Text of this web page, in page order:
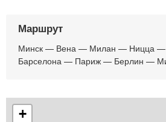
Маршрут
Минск — Вена — Милан — Ницца —
Барселона — Париж — Берлин —
+